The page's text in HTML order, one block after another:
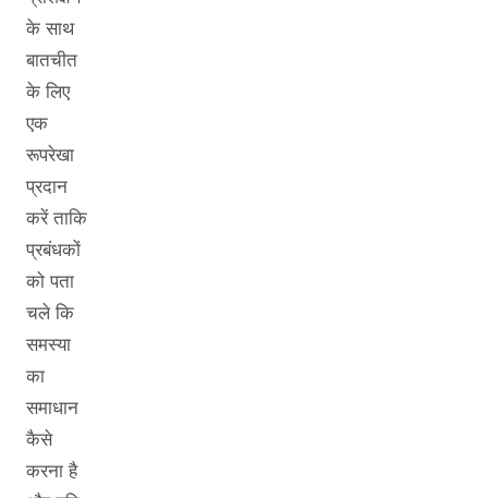
के साथ
बातचीत
के लिए
एक
रूपरेखा
प्रदान
करें ताकि
प्रबंधकों
को पता
चले कि
समस्या
का
समाधान
कैसे
करना है